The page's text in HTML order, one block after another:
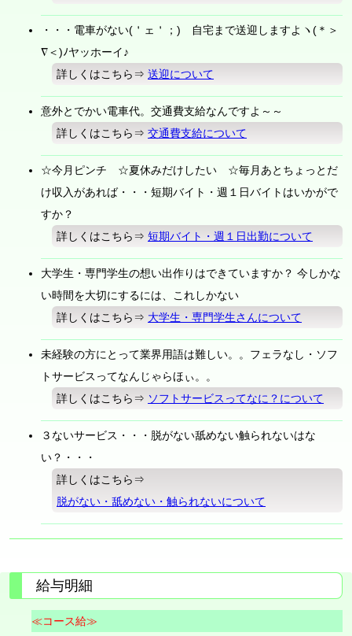
・・・電車がない(＇ェ＇；) 自宅まで送迎しますよヽ(＊＞
∇＜)ﾉヤッホーイ♪
詳しくはこちら⇒送迎について
意外とでかい電車代。交通費支給なんですよ～～
詳しくはこちら⇒交通費支給について
☆今月ピンチ ☆夏休みだけしたい ☆毎月あとちょっとだ
け収入があれば・・・短期バイト・週１日バイトはいかがで
すか？
詳しくはこちら⇒短期バイト・週１日出勤について
大学生・専門学生の想い出作りはできていますか？ 今しかな
い時間を大切にするには、これしかない
詳しくはこちら⇒ 大学生・専門学生さんについて
未経験の方にとって業界用語は難しい。。フェラなし・ソフ
トサービスってなんじゃらほぃ。。
詳しくはこちら⇒ ソフトサービスってなに？について
３ないサービス・・・脱がない舐めない触られないはな
い？・・・
詳しくはこちら⇒
脱がない・舐めない・触られないについて
給与明細
≪コース給≫